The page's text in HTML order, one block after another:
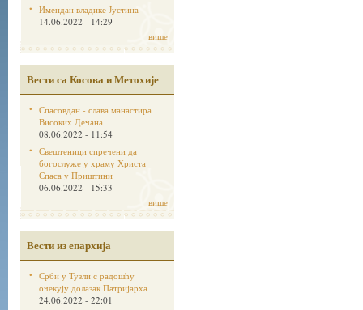
Имендан владике Јустина
14.06.2022 - 14:29
више
Вести са Косова и Метохије
Спасовдан - слава манастира
Високих Дечана
08.06.2022 - 11:54
Свештеници спречени да
богослуже у храму Христа
Спаса у Приштини
06.06.2022 - 15:33
више
Вести из епархија
Срби у Тузли с радошћу
очекују долазак Патријарха
24.06.2022 - 22:01